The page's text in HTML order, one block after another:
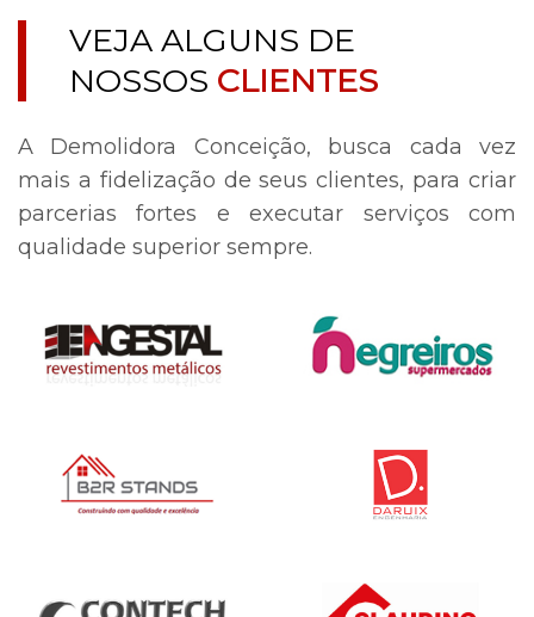
VEJA ALGUNS DE
NOSSOS CLIENTES
A Demolidora Conceição, busca cada vez
mais a fidelização de seus clientes, para criar
parcerias fortes e executar serviços com
qualidade superior sempre.